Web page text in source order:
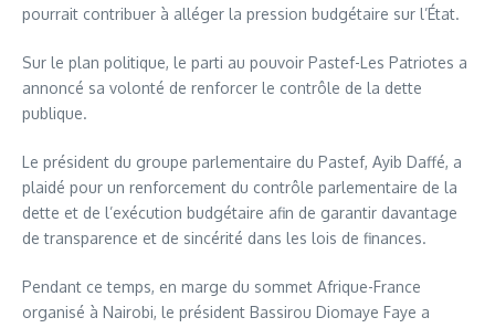
pourrait contribuer à alléger la pression budgétaire sur l’État.
Sur le plan politique, le parti au pouvoir Pastef-Les Patriotes a
annoncé sa volonté de renforcer le contrôle de la dette
publique.
Le président du groupe parlementaire du Pastef, Ayib Daffé, a
plaidé pour un renforcement du contrôle parlementaire de la
dette et de l’exécution budgétaire afin de garantir davantage
de transparence et de sincérité dans les lois de finances.
Pendant ce temps, en marge du sommet Afrique-France
organisé à Nairobi, le président Bassirou Diomaye Faye a